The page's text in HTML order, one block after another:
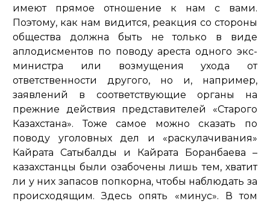
имеют прямое отношение к нам с вами.
Поэтому, как нам видится, реакция со стороны
общества должна быть не только в виде
аплодисментов по поводу ареста одного экс-
министра или возмущения ухода от
ответственности другого, но и, например,
заявлений в соответствующие органы на
прежние действия представителей «Старого
Казахстана». Тоже самое можно сказать по
поводу уголовных дел и «раскулачивания»
Кайрата Сатыбалды и Кайрата Боранбаева –
казахстанцы были озабочены лишь тем, хватит
ли у них запасов попкорна, чтобы наблюдать за
происходящим. Здесь опять «минус». В том